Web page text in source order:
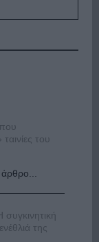
του
άρθρο...
της